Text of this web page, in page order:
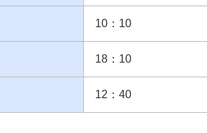
10：10
18：10
12：40